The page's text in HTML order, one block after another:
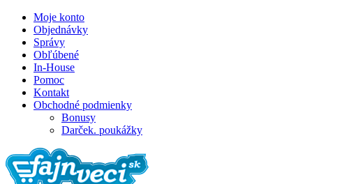
Moje konto
Objednávky
Správy
Obľúbené
In-House
Pomoc
Kontakt
Obchodné podmienky
Bonusy
Darček. poukážky